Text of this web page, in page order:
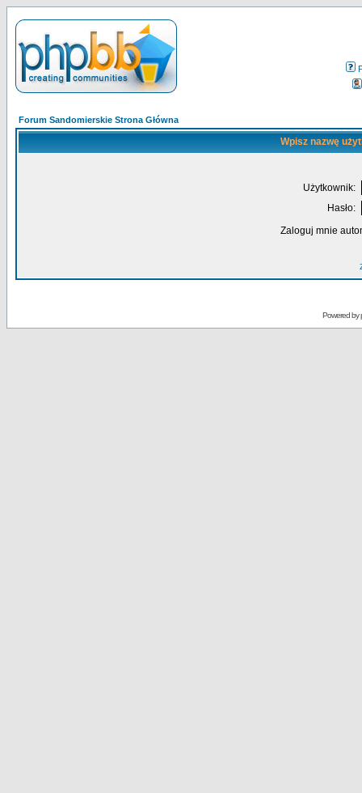
Forum Sandomierskie Strona Główna
Wpisz nazwę
Użytkownik:
Hasło:
Zaloguj mnie
Powered by